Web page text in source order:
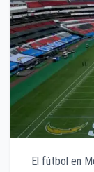
El fútbol en